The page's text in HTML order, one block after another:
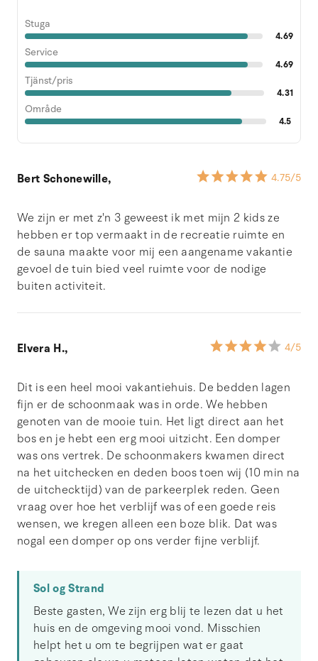
Stuga
4.69
Service
4.69
Tjänst/pris
4.31
Område
4.5
Bert Schonewille, 4.75/5
We zijn er met z'n 3 geweest ik met mijn 2 kids ze
hebben er top vermaakt in de recreatie ruimte en
de sauna maakte voor mij een aangename vakantie
gevoel de tuin bied veel ruimte voor de nodige
buiten activiteit.
Elvera H., 4/5
Dit is een heel mooi vakantiehuis. De bedden lagen
fijn er de schoonmaak was in orde. We hebben
genoten van de mooie tuin. Het ligt direct aan het
bos en je hebt een erg mooi uitzicht. Een domper
was ons vertrek. De schoonmakers kwamen direct
na het uitchecken en deden boos toen wij (10 min na
de uitchecktijd) van de parkeerplek reden. Geen
vraag over hoe het verblijf was of een goede reis
wensen, we kregen alleen een boze blik. Dat was
nogal een domper op ons verder fijne verblijf.
Sol og Strand
Beste gasten, We zijn erg blij te lezen dat u het
huis en de omgeving mooi vond. Misschien
helpt het u om te begrijpen wat er gaat